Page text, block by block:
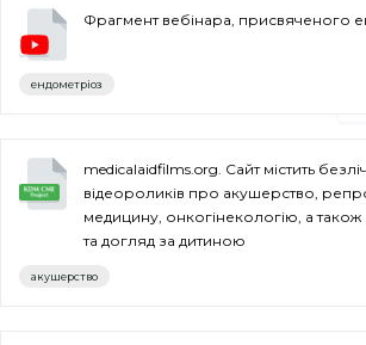
Фрагмент вебінара, присвяченого
ендометріоз
medicalaidfilms.org. Сайт містить
відеороликів про акушерство,
медицину, онкогінекологію, а
та догляд за дитиною
акушерство